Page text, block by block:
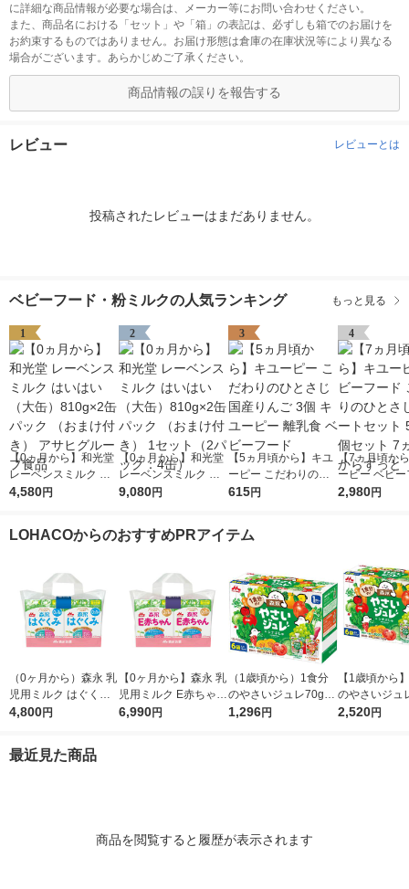
に詳細な商品情報が必要な場合は、メーカー等にお問い合わせください。
また、商品名における「セット」や「箱」の表記は、必ずしも箱でのお届けを
お約束するものではありません。お届け形態は倉庫の在庫状況等により異なる
場合がございます。あらかじめご了承ください。
商品情報の誤りを報告する
レビュー レビューとは
投稿されたレビューはまだありません。
ベビーフード・粉ミルクの人気ランキング もっと見る
1
【0ヵ月から】和光堂
レーベンスミルク は
いはい（大缶）810g×
食品
4,580円
2
【0ヵ月から】和光堂
レーベンスミルク は
いはい（大缶）810g×
ク：4缶）
9,080円
3
【5ヵ月頃から】キユ
ーピー こだわりのひ
とさじ 国産りんご 3
615円
4
【7ヵ月頃か
ーピー ベビ
こだわりのひ
2,980円
LOHACOからのおすすめPRアイテム
（0ヶ月から）森永 乳
児用ミルク はぐくみ
エコらくパックつめか
乳業 粉ミルク（イチ
4,800円
【0ヶ月から】森永 乳
児用ミルク E赤ちゃん
エコらくパックつめか
6,990円
（1歳頃から）1食分
のやさいジュレ70g×6
袋 アソート品 1箱 森
1,296円
【1歳頃から
のやさいジュ
袋 アソート品
2,520円
最近見た商品
商品を閲覧すると履歴が表示されます